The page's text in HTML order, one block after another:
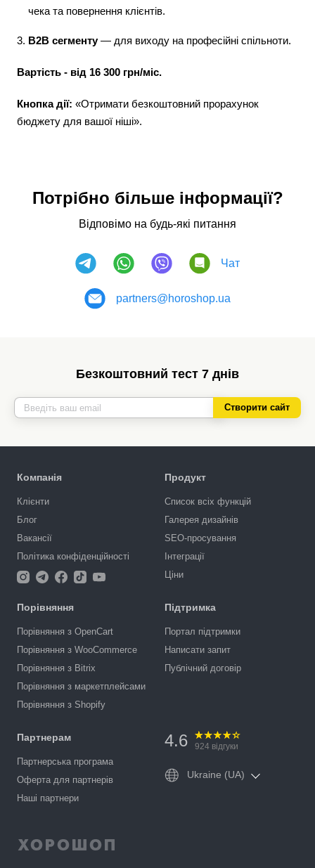
чека та повернення клієнтів.
B2B сегменту— для виходу на професійні спільноти.
Вартість - від 16 300 грн/міс.
Кнопка дії: «Отримати безкоштовний прорахунок
бюджету для вашої ніші».
Потрібно більше інформації?
Відповімо на будь-які питання
Чат
partners@horoshop.ua
Безкоштовний тест 7 днів
Створити сайт
Компанія
Клієнти
Блог
Вакансії
Політика конфіденційності
Продукт
Список всіх функцій
Галерея дизайнів
SEO-просування
Інтеграції
Ціни
Порівняння
Порівняння з OpenCart
Порівняння з WooCommerce
Порівняння з Bitrix
Порівняння з маркетплейсами
Порівняння з Shopify
Підтримка
Портал підтримки
Написати запит
Публічний договір
Партнерам
Партнерська програма
Оферта для партнерів
Наші партнери
4.6 924 відгуки
Ukraine (UA)